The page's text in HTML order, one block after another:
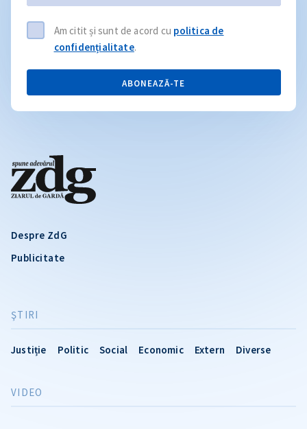
Despre ZdG
Publicitate
ŞTIRI
Justiție Politic Social Economic Extern Diverse
VIDEO
Am citit și sunt de acord cu politica de
confidențialitate.
ABONEAZĂ-TE